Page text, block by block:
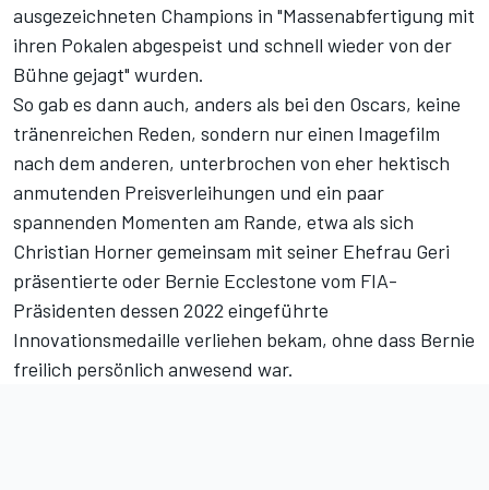
ausgezeichneten Champions in "Massenabfertigung mit
ihren Pokalen abgespeist und schnell wieder von der
Bühne gejagt" wurden.
So gab es dann auch, anders als bei den Oscars, keine
tränenreichen Reden, sondern nur einen Imagefilm
nach dem anderen, unterbrochen von eher hektisch
anmutenden Preisverleihungen und ein paar
spannenden Momenten am Rande, etwa als sich
Christian Horner gemeinsam mit seiner Ehefrau Geri
präsentierte oder Bernie Ecclestone vom FIA-
Präsidenten dessen 2022 eingeführte
Innovationsmedaille verliehen bekam, ohne dass Bernie
freilich persönlich anwesend war.